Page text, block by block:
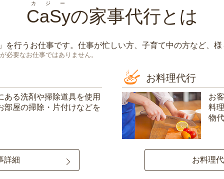
CaSy
カジー
の家事代行とは
を行うお仕事です。仕事が忙しい方、子育て中の方など、様
必要なお仕事ではありません。
ある洗剤や掃除道具を使用
部屋の掃除・片付けなどを
詳細
お料理代行
お
料
物
お料理